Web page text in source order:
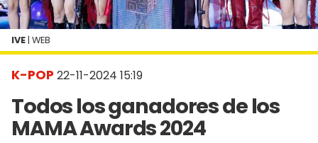
K-POP 22-11-2024 15:19
Todos los ganadores de los
MAMA Awards 2024
IVE | WEB